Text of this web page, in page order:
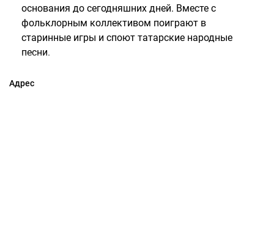
основания до сегодняшних дней. Вместе с
фольклорным коллективом поиграют в
старинные игры и споют татарские народные
песни.
Адрес